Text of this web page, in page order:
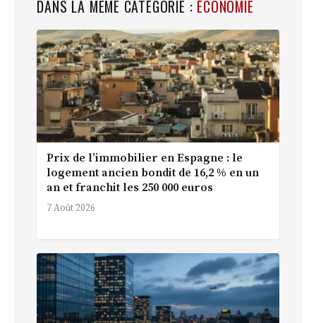
DANS LA MÊME CATÉGORIE : ÉCONOMIE
Prix de l’immobilier en Espagne : le
logement ancien bondit de 16,2 % en un
an et franchit les 250 000 euros
7 Août 2026